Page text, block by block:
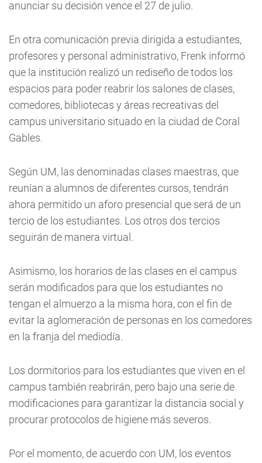
anunciar su decisión vence el 27 de julio.
En otra comunicación previa dirigida a estudiantes,
profesores y personal administrativo, Frenk informó
que la institución realizó un rediseño de todos los
espacios para poder reabrir los salones de clases,
comedores, bibliotecas y áreas recreativas del
campus universitario situado en la ciudad de Coral
Gables.
Según UM, las denominadas clases maestras, que
reunían a alumnos de diferentes cursos, tendrán
ahora permitido un aforo presencial que será de un
tercio de los estudiantes. Los otros dos tercios
seguirán de manera virtual.
Asimismo, los horarios de las clases en el campus
serán modificados para que los estudiantes no
tengan el almuerzo a la misma hora, con el fin de
evitar la aglomeración de personas en los comedores
en la franja del mediodía.
Los dormitorios para los estudiantes que viven en el
campus también reabrirán, pero bajo una serie de
modificaciones para garantizar la distancia social y
procurar protocolos de higiene más severos.
Por el momento, de acuerdo con UM, los eventos